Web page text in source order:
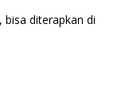
bisa diterapkan di